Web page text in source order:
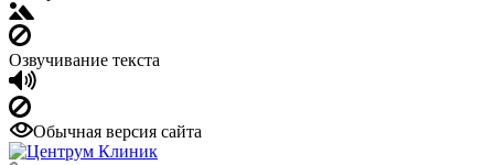
Озвучивание текста
Обычная версия сайта